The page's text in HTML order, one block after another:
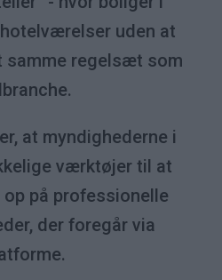
uden at
regelsæt som
at myndighederne i
værktøjer til at
på professionelle
der foregår via